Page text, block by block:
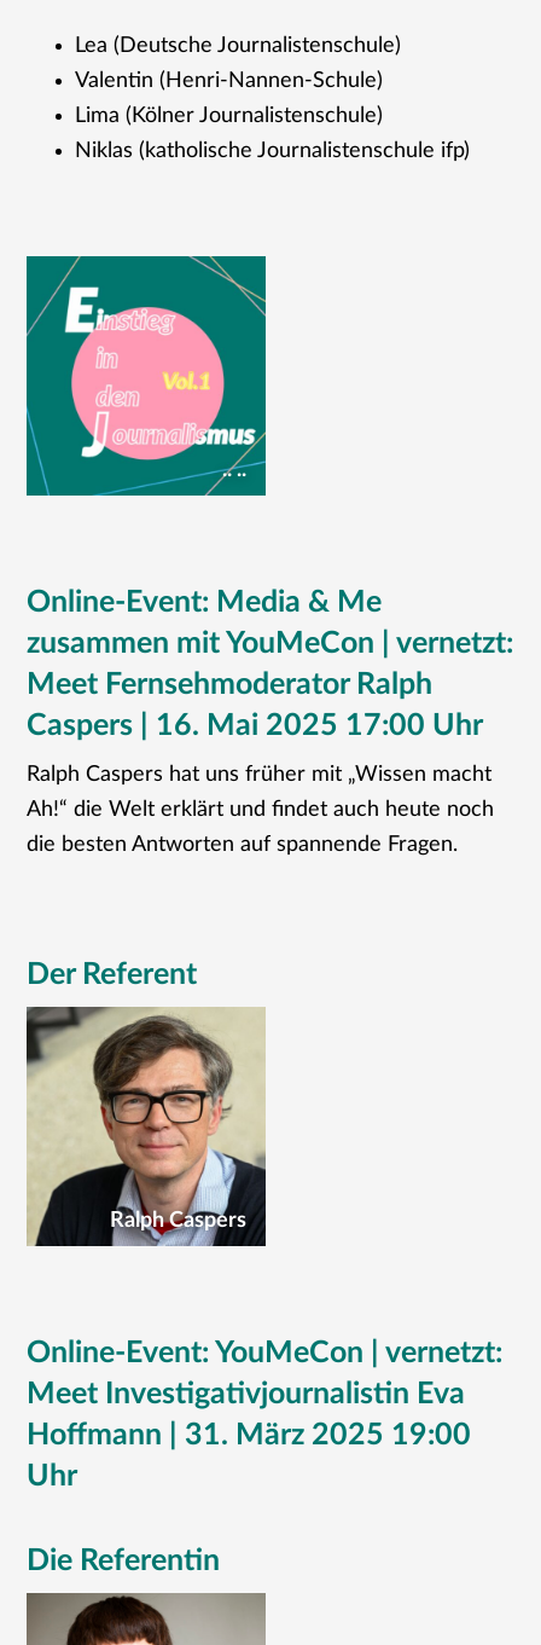
Lea (Deutsche Journalistenschule)
Valentin (Henri-Nannen-Schule)
Lima (Kölner Journalistenschule)
Niklas (katholische Journalistenschule ifp)
.. ..
Online-Event: Media & Me
zusammen mit YouMeCon | vernetzt:
Meet Fernsehmoderator Ralph
Caspers | 16. Mai 2025 17:00 Uhr
Ralph Caspers hat uns früher mit „Wissen macht
Ah!“ die Welt erklärt und findet auch heute noch
die besten Antworten auf spannende Fragen.
Der Referent
Ralph Caspers
Online-Event: YouMeCon | vernetzt:
Meet Investigativjournalistin Eva
Hoffmann | 31. März 2025 19:00
Uhr
Die Referentin